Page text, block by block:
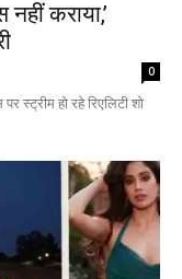
कराया,’
0
हो रहे रिएलिटी शो